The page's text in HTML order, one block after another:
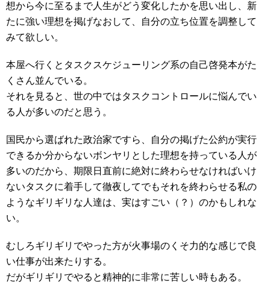
想から今に至るまで人生がどう変化したかを思い出し、新
たに強い理想を掲げなおして、自分の立ち位置を調整して
みて欲しい。
本屋へ行くとタスクスケジューリング系の自己啓発本がた
くさん並んでいる。
それを見ると、世の中ではタスクコントロールに悩んでい
る人が多いのだと思う。
国民から選ばれた政治家ですら、自分の掲げた公約が実行
できるか分からないボンヤリとした理想を持っている人が
多いのだから、期限日直前に絶対に終わらせなければいけ
ないタスクに着手して徹夜してでもそれを終わらせる私の
ようなギリギリな人達は、実はすごい（？）のかもしれな
い。
むしろギリギリでやった方が火事場のくそ力的な感じで良
い仕事が出来たりする。
だがギリギリでやると精神的に非常に苦しい時もある。